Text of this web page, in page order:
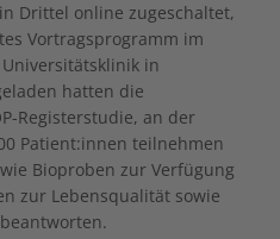
Drittel online zugeschaltet,
Vortragsprogramm im
in
hatten die
Registerstudie, an der
Patient:innen teilnehmen
Bioproben zur Verfügung
zur Lebensqualität sowie